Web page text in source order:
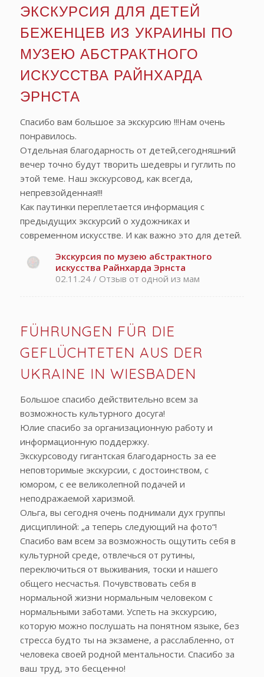
ЭКСКУРСИЯ ДЛЯ ДЕТЕЙ
БЕЖЕНЦЕВ ИЗ УКРАИНЫ ПО
МУЗЕЮ АБСТРАКТНОГО
ИСКУССТВА РАЙНХАРДА
ЭРНСТА
Спасибо вам большое за экскурсию !!!Нам очень
понравилось.
Отдельная благодарность от детей,сегодняшний
вечер точно будут творить шедевры и гуглить по
этой теме. Наш экскурсовод, как всегда,
непревзойденная!!!
Как паутинки переплетается информация с
предыдущих экскурсий о художниках и
современном искусстве. И как важно это для детей.
Экскурсия по музею абстрактного
искусства Райнхарда Эрнстa
02.11.24 / Отзыв от одной из мам
FÜHRUNGEN FÜR DIE
GEFLÜCHTETEN AUS DER
UKRAINE IN WIESBADEN
Большое спасибо действительно всем за
возможность культурного досуга!
Юлие спасибо за организационную работу и
информационную поддержку.
Экскурсоводу гигантская благодарность за ее
неповторимые экскурсии, с достоинством, с
юмором, с ее великолепной подачей и
неподражаемой харизмой.
Ольга, вы сегодня очень поднимали дух группы
дисциплиной: „а теперь следующий на фото“!
Спасибо вам всем за возможность ощутить себя в
культурной среде, отвлечься от рутины,
переключиться от выживания, тоски и нашего
общего несчастья. Почувствовать себя в
нормальной жизни нормальным человеком с
нормальными заботами. Успеть на экскурсию,
которую можно послушать на понятном языке, без
стресса будто ты на экзамене, а расслабленно, от
человека своей родной ментальности. Спасибо за
ваш труд, это бесценно!